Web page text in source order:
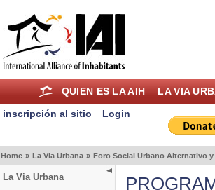
QUIEN ES LA AIH LA VIA
inscripción al sitio
Login
Home » La Via Urbana » Foro Social Urbano Alternativo y
La Via Urbana